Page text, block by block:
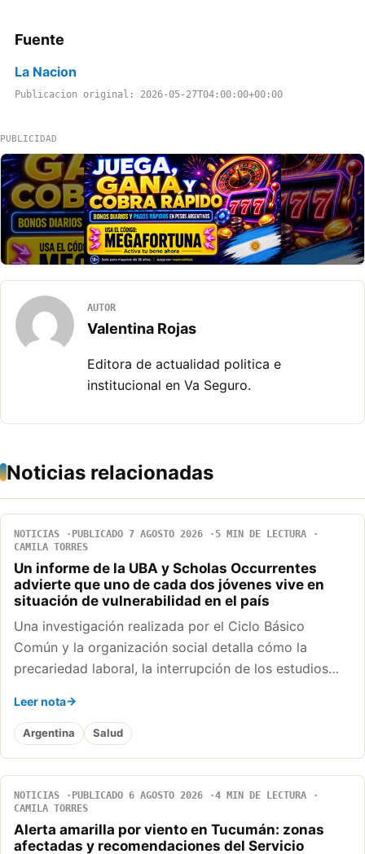
Fuente
La Nacion
Publicacion original: 2026-05-27T04:00:00+00:00
PUBLICIDAD
AUTOR
Valentina Rojas
Editora de actualidad politica e
institucional en Va Seguro.
Noticias relacionadas
NOTICIAS PUBLICADO 7 AGOSTO 2026
5 MIN DE LECTURA
CAMILA TORRES
Un informe de la UBA y Scholas Occurrentes
advierte que uno de cada dos jóvenes vive en
situación de vulnerabilidad en el país
Una investigación realizada por el Ciclo Básico
Común y la organización social detalla cómo la
precariedad laboral, la interrupción de los estudios…
Leer nota
Argentina Salud
NOTICIAS PUBLICADO 6 AGOSTO 2026
4 MIN DE LECTURA
CAMILA TORRES
Alerta amarilla por viento en Tucumán: zonas
afectadas y recomendaciones del Servicio